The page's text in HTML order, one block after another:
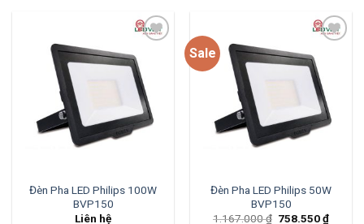
Add to
wishlist
Đèn Pha LED Philips 100W
BVP150
Liên hệ
Sale
Add to
wishlist
Đèn Pha LED Philips 50W
BVP150
1.167.000₫ Giá
758.550₫Giá